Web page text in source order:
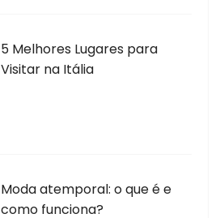
5 Melhores Lugares para
Visitar na Itália
Moda atemporal: o que é e
como funciona?